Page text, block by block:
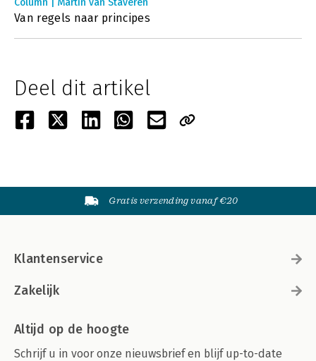
Column | Martin van Staveren
Van regels naar principes
Deel dit artikel
Gratis verzending vanaf €20
Klantenservice
Zakelijk
Altijd op de hoogte
Schrijf u in voor onze nieuwsbrief en blijf up-to-date